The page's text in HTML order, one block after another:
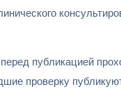
публикацией
проверку